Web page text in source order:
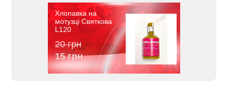
Хлопавка на
мотузці Святкова
L120
20 грн
15 грн